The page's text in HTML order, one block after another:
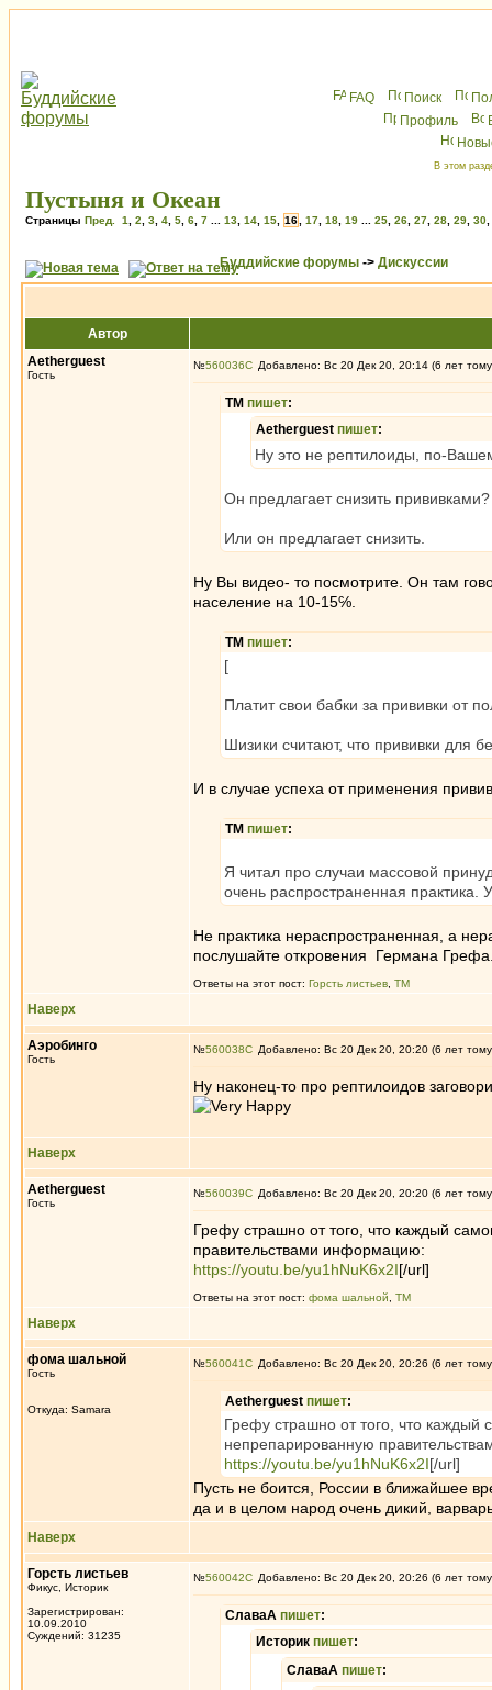
FAQ Поиск
Профиль
В этом
Пустыня и Океан
Страницы Пред. 1 2 3 4 5 6 7 13 14 15 16 17 18 19 25 26 27 28 29 30
Буддийские форумы -> Дискуссии
Автор
Aetherguest
Гость
№560036 Добавлено: Вс 20 Дек 20, 20:14 (6 лет
ТМ пишет:
Aetherguest пишет:
Ну это не рептилоиды, по-
Он предлагает снизить прививками?
Или он предлагает снизить.
Ну Вы видео- то посмотрите. Он там
население на 10-15℅.
ТМ пишет:
[
Платит свои бабки за прививки от
Шизики считают, что прививки для
И в случае успеха от применения
ТМ пишет:
Я читал про случаи массовой
очень распространенная
Не практика нераспространенная, а
послушайте откровения Германа
Ответы на этот пост: Горсть листьев ТМ
Наверх
Аэробинго
Гость
№560038 Добавлено: Вс 20 Дек 20, 20:20 (6 лет
Ну наконец-то про рептилоидов
Наверх
Aetherguest
Гость
№560039 Добавлено: Вс 20 Дек 20, 20:20 (6 лет
Грефу страшно от того, что каждый
правительствами информацию:
https://youtu.be/yu1hNuK6x2I[/url]
Ответы на этот пост: фома шальной ТМ
Наверх
фома шальной
Гость
Откуда: Samara
№560041 Добавлено: Вс 20 Дек 20, 20:26 (6 лет
Aetherguest пишет:
Грефу страшно от того, что каждый
непрепарированную
https://youtu.be/yu1hNuK6x2I[/url]
Пусть не боится, России в ближайшее
да и в целом народ очень дикий,
Наверх
Горсть листьев
Фикус, Историк
Зарегистрирован:
10.09.2010
Суждений: 31235
№560042 Добавлено: Вс 20 Дек 20, 20:26 (6 лет
СлаваА пишет:
Историк пишет:
СлаваА пишет: